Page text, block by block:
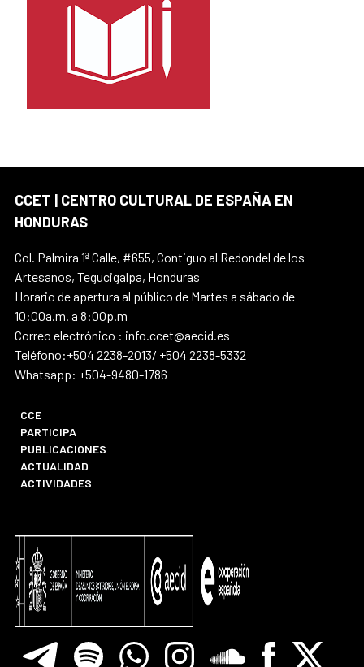
CCET | CENTRO CULTURAL DE ESPAÑA EN
HONDURAS
Col. Palmira 1ª Calle, #655, Contiguo al Redondel de los
Artesanos, Tegucigalpa, Honduras
Horario de apertura al público de Martes a sábado de
10:00a.m. a 8:00p.m
Correo electrónico : info.ccet@aecid.es
Teléfono:+504 2238-2013/ +504 2238-5332
Whatsapp: +504-9480-1786
CCE
PARTICIPA
PUBLICACIONES
ACTUALIDAD
ACTIVIDADES
TelegramSpotify WhatsappInstagramSoundcloreFacebook
X